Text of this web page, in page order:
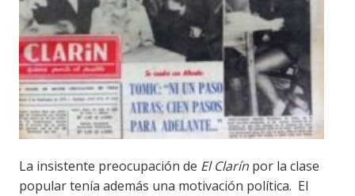
La insistente preocupación de El Clarín por la clase
popular tenía además una motivación política. El